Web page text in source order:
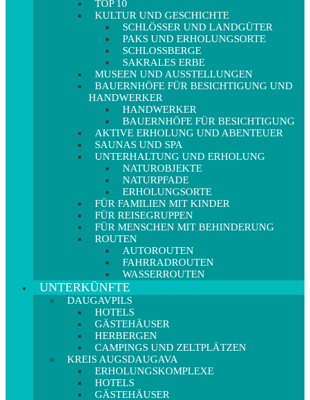
TOP 10
KULTUR UND GESCHICHTE
SCHLÖSSER UND LANDGÜTER
PAKS UND ERHOLUNGSORTE
SCHLOSSBERGE
SAKRALES ERBE
MUSEEN UND AUSSTELLUNGEN
BAUERNHÖFE FÜR BESICHTIGUNG UND
HANDWERKER
HANDWERKER
BAUERNHÖFE FÜR BESICHTIGUNG
AKTIVE ERHOLUNG UND ABENTEUER
SAUNAS UND SPA
UNTERHALTUNG UND ERHOLUNG
NATUROBJEKTE
NATURPFADE
ERHOLUNGSORTE
FÜR FAMILIEN MIT KINDER
FÜR REISEGRUPPEN
FÜR MENSCHEN MIT BEHINDERUNG
ROUTEN
AUTOROUTEN
FAHRRADROUTEN
WASSERROUTEN
UNTERKÜNFTE
DAUGAVPILS
HOTELS
GÄSTEHÄUSER
HERBERGEN
CAMPINGS UND ZELTPLÄTZEN
KREIS AUGSDAUGAVA
ERHOLUNGSKOMPLEXE
HOTELS
GÄSTEHÄUSER